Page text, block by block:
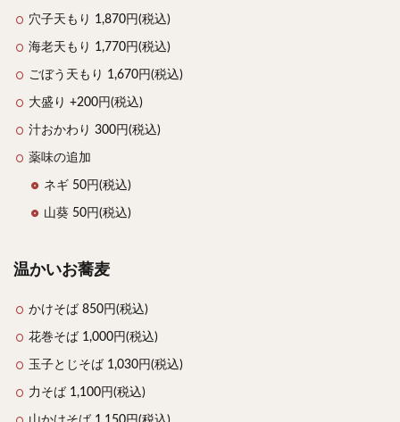
穴子天もり 1,870円(税込)
海老天もり 1,770円(税込)
ごぼう天もり 1,670円(税込)
大盛り +200円(税込)
汁おかわり 300円(税込)
薬味の追加
ネギ 50円(税込)
山葵 50円(税込)
温かいお蕎麦
かけそば 850円(税込)
花巻そば 1,000円(税込)
玉子とじそば 1,030円(税込)
力そば 1,100円(税込)